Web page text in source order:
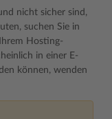
nicht sicher sind,
suchen Sie in
Hosting-
in einer E-
können, wenden